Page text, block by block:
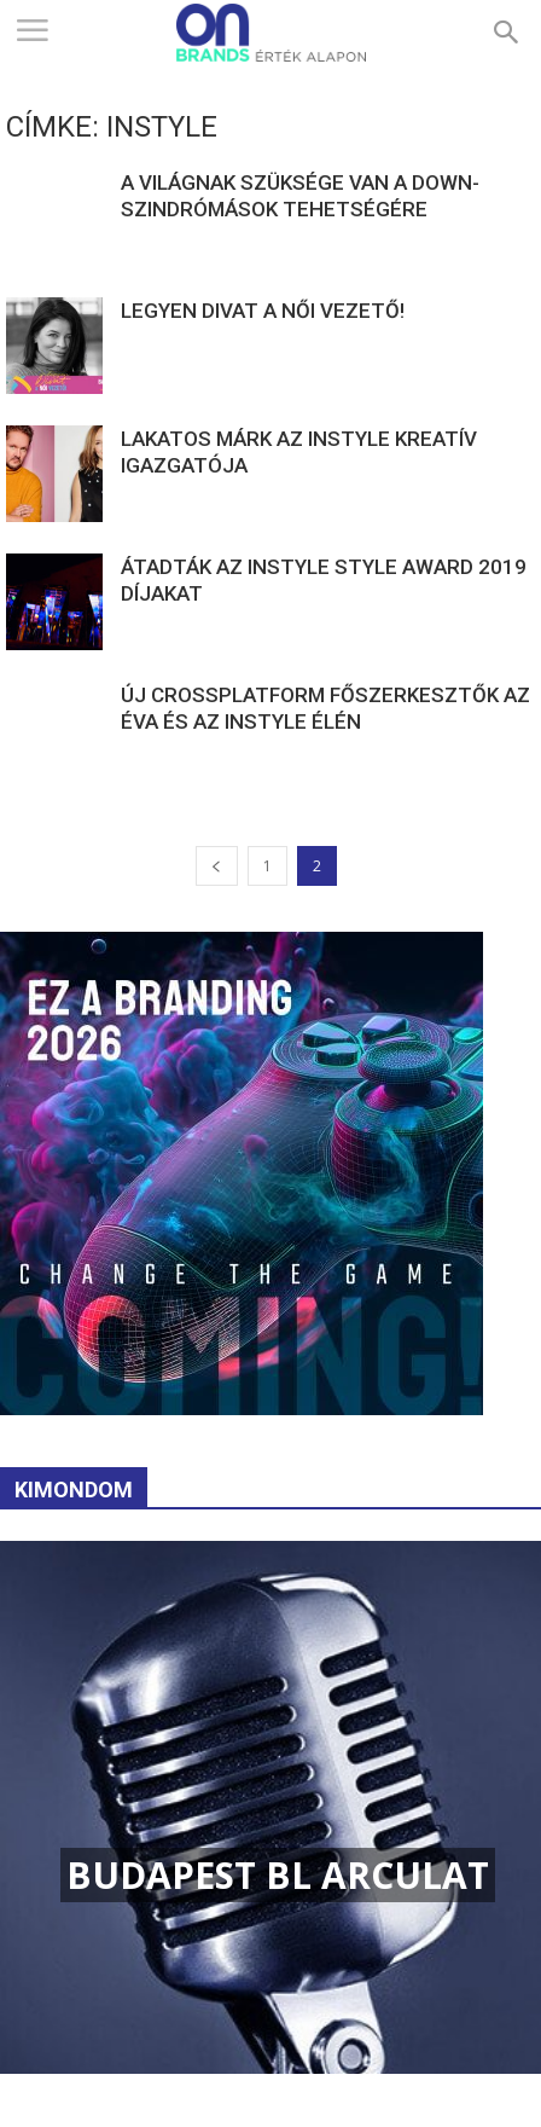
ONBRANDS
ALAPON
CÍMKE: INSTYLE
A VILÁGNAK SZÜKSÉGE VAN A DOWN-
SZINDRÓMÁSOK TEHETSÉGÉRE
LEGYEN DIVAT A NŐI VEZETŐ!
LAKATOS MÁRK AZ INSTYLE KREATÍV
IGAZGATÓJA
ÁTADTÁK AZ INSTYLE STYLE AWARD 2019
DÍJAKAT
ÚJ CROSSPLATFORM FŐSZERKESZTŐK AZ
ÉVA ÉS AZ INSTYLE ÉLÉN
1 2
KIMONDOM
BUDAPEST BL ARCULAT